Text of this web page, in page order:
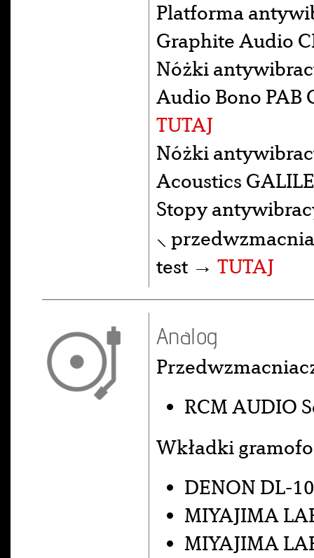
Platforma
Graphite Audio
Nóżki
Audio Bono PAB
TUTAJ
Nóżki
Acoustics
Stopy
⸜
test → TUTAJ
Analog
RCM AUDIO
Wkładki
DENON DL-
MIYAJIMA
MIYAJIMA